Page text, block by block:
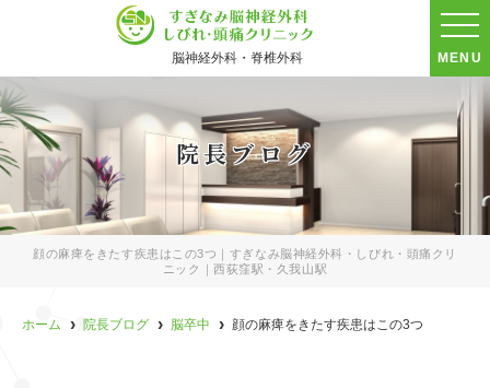
脳神経外科・脊椎外科 MENU
院長ブログ
顔の麻痺をきたす疾患はこの3つ｜すぎなみ脳神経外科・しびれ・頭痛クリ
ニック｜西荻窪駅・久我山駅
ホーム 院長ブログ 脳卒中 顔の麻痺をきたす疾患はこの3つ